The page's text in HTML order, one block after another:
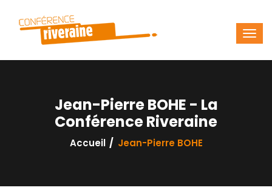
Jean-Pierre BOHE - La
Conférence Riveraine
Accueil Jean-Pierre BOHE